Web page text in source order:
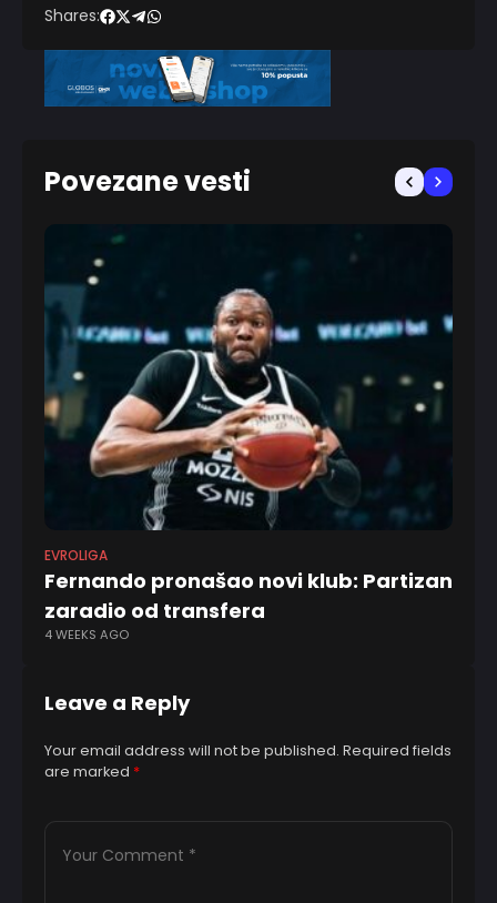
Shares:
Povezane vesti
EVROLIGA
Fernando pronašao novi klub: Partizan
zaradio od transfera
4 WEEKS AGO
Leave a Reply
Your email address will not be published. Required fields
are marked *